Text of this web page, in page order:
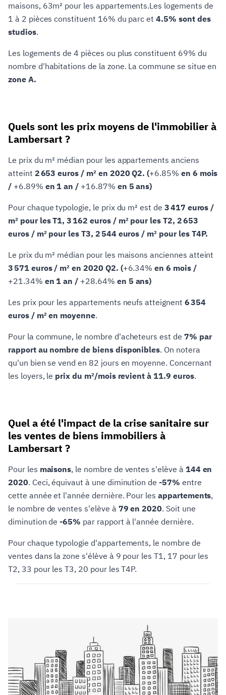
maisons, 63m² pour les appartements.Les logements de
1 à 2 pièces constituent 16% du parc et4.5% sont des
studios.
Les logements de 4 pièces ou plus constituent 69% du
nombre d'habitations de la zone. La commune se situe en
zone A.
Quels sont les prix moyens de l'immobilier à
Lambersart ?
Le prix du m² médian pour les appartements anciens
atteint 2 653 euros / m² en 2020 Q2. (+6.85% en 6 mois
/ +6.89% en 1 an / +16.87% en 5 ans)
Pour chaque typologie, le prix du m² est de 3 417 euros /
m² pour les T1, 3 162 euros / m² pour les T2, 2 653
euros / m² pour les T3, 2 544 euros / m² pour les T4P.
Le prix du m² médian pour les maisons anciennes atteint
3 571 euros / m² en 2020 Q2. (+6.34% en 6 mois /
+21.34% en 1 an / +28.64% en 5 ans)
Les prix pour les appartements neufs atteignent 6 354
euros / m² en moyenne.
Pour la commune, le nombre d'acheteurs est de 7% par
rapport au nombre de biens disponibles. On notera
qu'un bien se vend en 82 jours en moyenne. Concernant
les loyers, le prix du m²/mois revient à 11.9 euros.
Quel a été l'impact de la crise sanitaire sur
les ventes de biens immobiliers à
Lambersart ?
Pour les maisons, le nombre de ventes s'elève à 144 en
2020. Ceci, équivaut à une diminution de-57% entre
cette année et l'année dernière. Pour les appartements,
le nombre de ventes s'elève à 79 en 2020. Soit une
diminution de-65% par rapport à l'année dernière.
Pour chaque typologie d'appartements, le nombre de
ventes dans la zone s'élève à 9 pour les T1, 17 pour les
T2, 33 pour les T3, 20 pour les T4P.